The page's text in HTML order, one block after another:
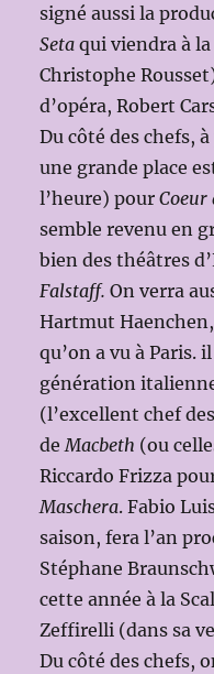
signé aussi la
Setaqui viendra à la
Christophe
d’opéra, Robert
Du côté des chefs,
une grande place
l’heure) pour Coeur
semble revenu en
bien des théâtres
Falstaff. On verra
Hartmut
qu’on a vu à Paris.
génération
(l’excellent chef
deMacbeth (ou
Riccardo Frizza
Maschera. Fabio
saison, fera l’an
Stéphane
cette année à la
Zeffirelli (dans sa
Du côté des chefs,